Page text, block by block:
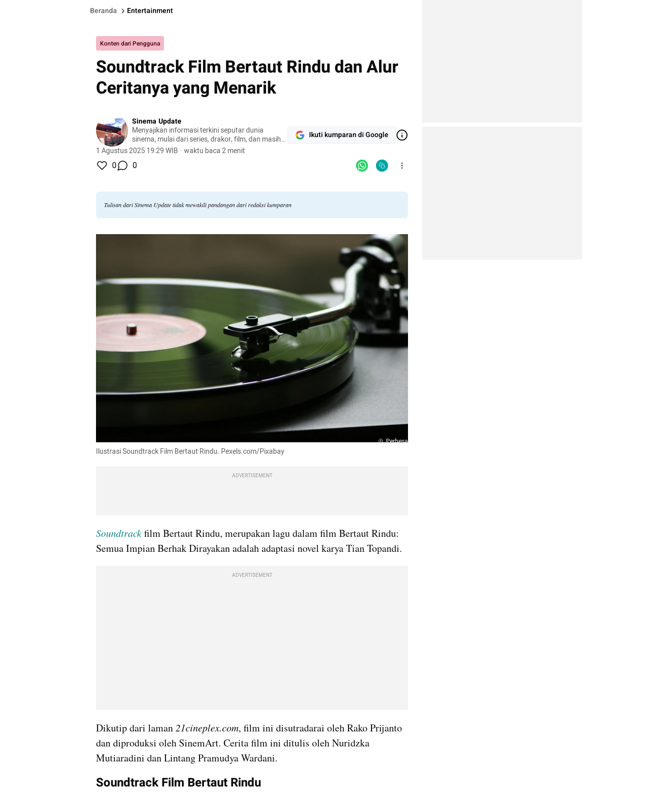
Beranda Entertainment
Konten dari Pengguna
Soundtrack Film Bertaut Rindu dan Alur
Ceritanya yang Menarik
Sinema Update
Menyajikan informasi terkini seputar dunia
sinema, mulai dari series, drakor, film, dan masih
banyak lagi.
1 Agustus 2025 19:29 WIB · waktu baca 2 menit
Ikuti kumparan di Google
0 0
Tulisan dari Sinema Update tidak mewakili pandangan dari redaksi kumparan
Perbesar
Ilustrasi Soundtrack Film Bertaut Rindu. Pexels.com/Pixabay
ADVERTISEMENT
Soundtrack film Bertaut Rindu, merupakan lagu dalam film Bertaut Rindu:
Semua Impian Berhak Dirayakan adalah adaptasi novel karya Tian Topandi.
ADVERTISEMENT
Dikutip dari laman 21cineplex.com, film ini disutradarai oleh Rako Prijanto
dan diproduksi oleh SinemArt. Cerita film ini ditulis oleh Nuridzka
Mutiaradini dan Lintang Pramudya Wardani.
Soundtrack Film Bertaut Rindu